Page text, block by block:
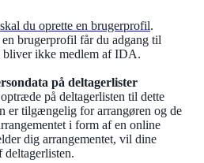
skal du oprette en brugerprofil.
brugerprofil får du adgang til
ikke medlem af IDA.
på deltagerlister
på deltagerlisten til dette
er tilgængelig for arrangøren og de
i form af en online
dig arrangementet, vil dine